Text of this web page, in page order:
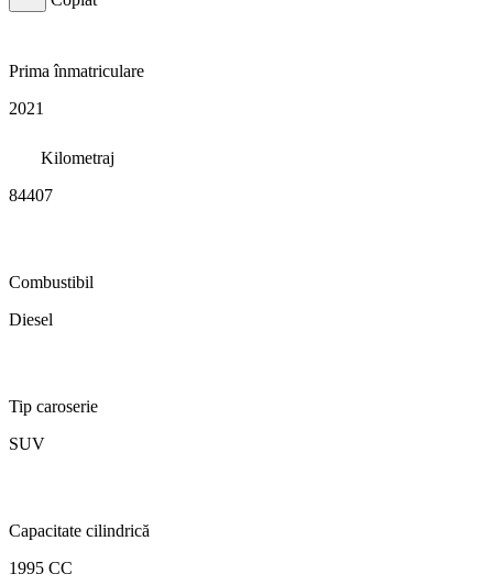
Prima înmatriculare
2021
Kilometraj
84407
Combustibil
Diesel
Tip caroserie
SUV
Capacitate cilindrică
1995 CC